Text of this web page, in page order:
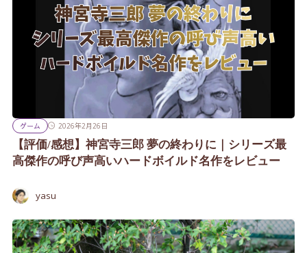
ゲーム 2026年2月26日
【評価/感想】神宮寺三郎 夢の終わりに｜シリーズ最
高傑作の呼び声高いハードボイルド名作をレビュー
yasu